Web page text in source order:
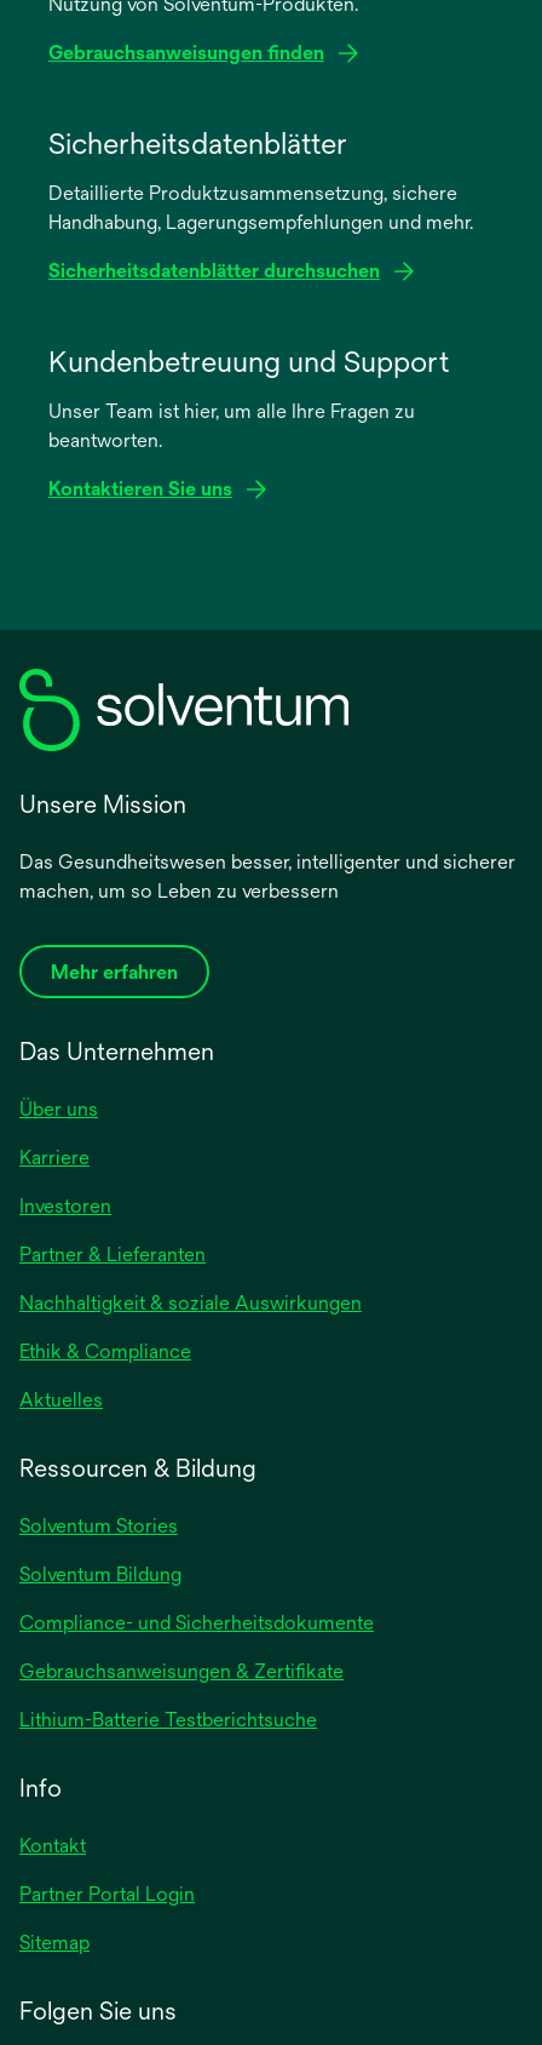
Nutzung von Solventum-Produkten.
Gebrauchsanweisungen finden
neuen
Registerkarte
Sicherheitsdatenblätter
Detaillierte Produktzusammensetzung, sichere
Handhabung, Lagerungsempfehlungen und mehr.
Sicherheitsdatenblätter durchsuchen
neuen
Registerkarte
Kundenbetreuung und Support
Unser Team ist hier, um alle Ihre Fragen zu
beantworten.
Kontaktieren Sie uns
Unsere Mission
Das Gesundheitswesen besser, intelligenter und sicherer
machen, um so Leben zu verbessern
Mehr erfahren
Das Unternehmen
Über uns
Karriere
Investoren
einer
neuen
geöffnet
Partner & Lieferanten
Nachhaltigkeit & soziale Auswirkungen
Ethik & Compliance
Aktuelles
Registerkarte
Ressourcen & Bildung
Solventum Stories
Solventum Bildung
Compliance- und Sicherheitsdokumente
Gebrauchsanweisungen & Zertifikatewird
Lithium-Batterie Testberichtsuchewird
Info
Kontakt
Partner Portal Login
Sitemap
Folgen Sie uns